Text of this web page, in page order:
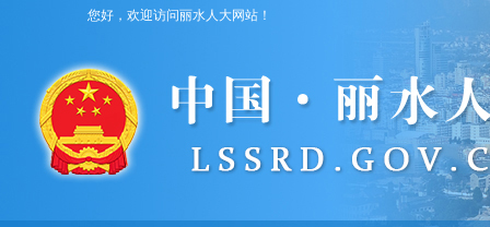
您好，欢迎访问丽水人大网站！